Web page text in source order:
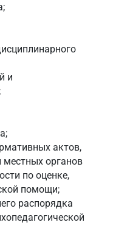
и
актов,
органов
по оценке,
помощи;
распорядка